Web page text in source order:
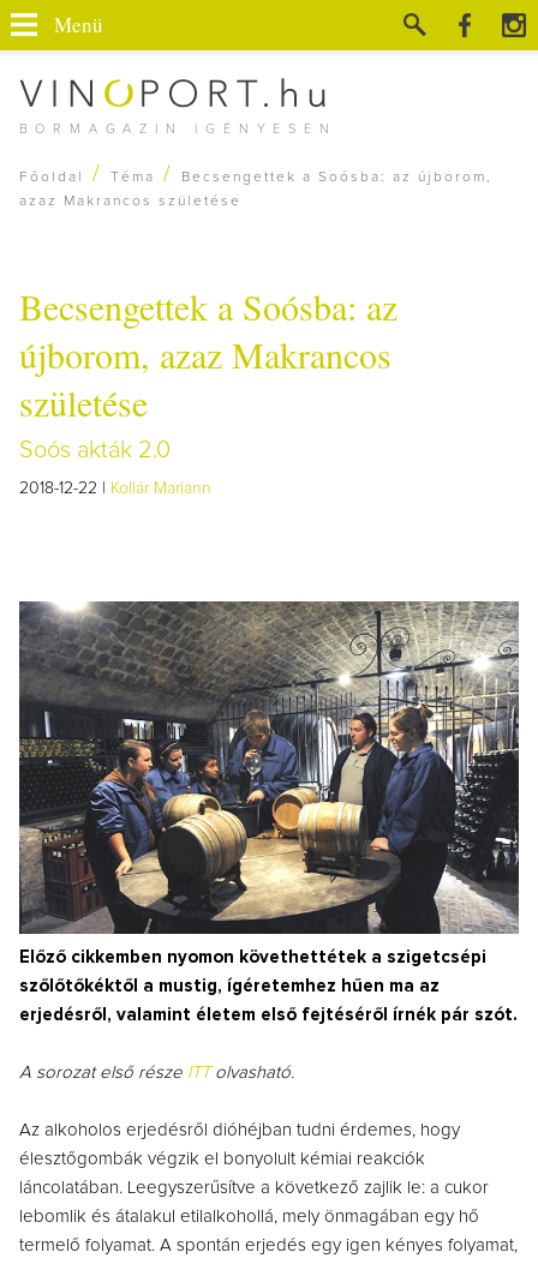
BORMAGAZIN IGÉNYESEN
Menü
Főoldal / Téma /
Becsengettek a Soósba: az újborom,
azaz Makrancos születése
Becsengettek a Soósba: az
újborom, azaz Makrancos
születése
Soós akták 2.0
2018-12-22 | Kollár Mariann
Előző cikkemben nyomon követhettétek a szigetcsépi
szőlőtőkéktől a mustig, ígéretemhez hűen ma az
erjedésről, valamint életem első fejtéséről írnék pár szót.
A sorozat első része ITTolvasható.
Az alkoholos erjedésről dióhéjban tudni érdemes, hogy
élesztőgombák végzik el bonyolult kémiai reakciók
láncolatában. Leegyszerűsítve a következő zajlik le: a cukor
lebomlik és átalakul etilalkohollá, mely önmagában egy hő
termelő folyamat. A spontán erjedés egy igen kényes folyamat,